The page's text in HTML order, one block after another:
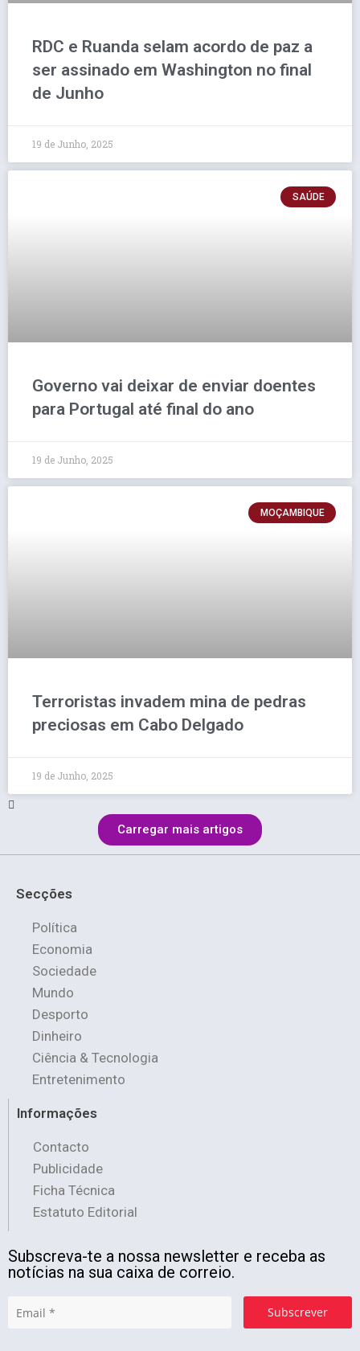
RDC e Ruanda selam acordo de paz a
ser assinado em Washington no final
de Junho
19 de Junho, 2025
SAÚDE
Governo vai deixar de enviar doentes
para Portugal até final do ano
19 de Junho, 2025
MOÇAMBIQUE
Terroristas invadem mina de pedras
preciosas em Cabo Delgado
19 de Junho, 2025
Carregar mais artigos
Secções
Política
Economia
Sociedade
Mundo
Desporto
Dinheiro
Ciência & Tecnologia
Entretenimento
Informações
Contacto
Publicidade
Ficha Técnica
Estatuto Editorial
Subscreva-te a nossa newsletter e receba as
notícias na sua caixa de correio.
Subscrever